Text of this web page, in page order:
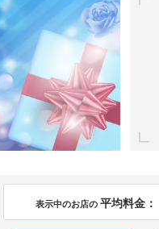
表示中のお店の 平均料金：